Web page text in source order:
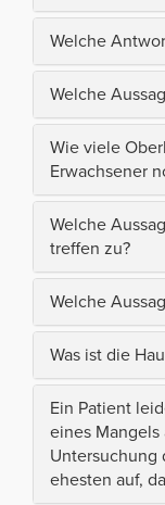
Welche
Welche
Wie viele
Erwachsener
Welche
treffen zu?
Welche
Was ist die
Ein Patient
eines Mangels
Untersuchung
ehesten auf,